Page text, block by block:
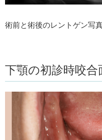
術前と術後のレントゲン写真
下顎の初診時咬